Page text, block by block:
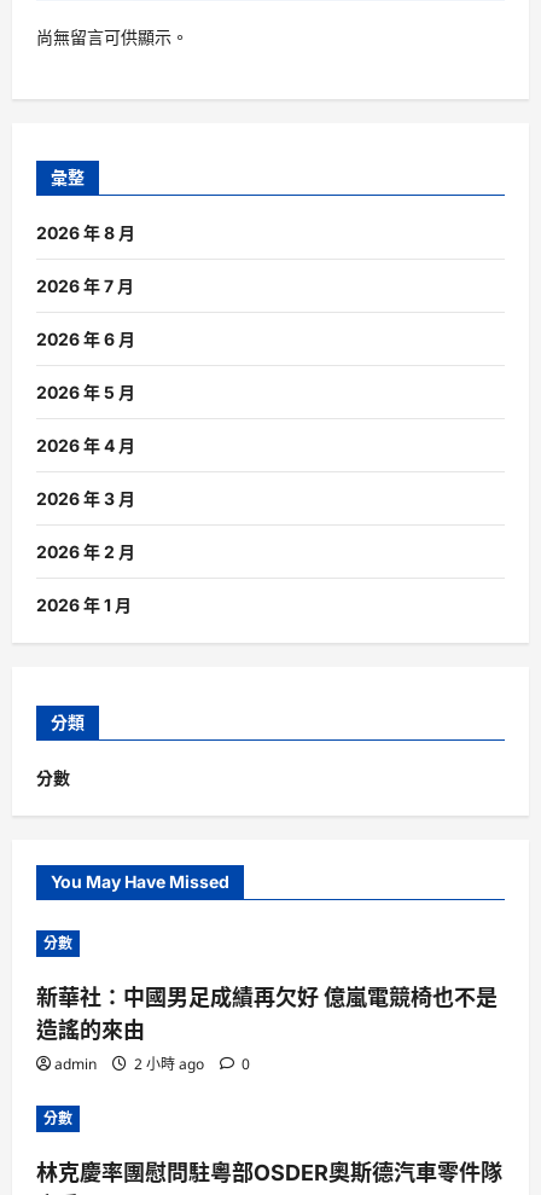
尚無留言可供顯示。
彙整
2026 年 8 月
2026 年 7 月
2026 年 6 月
2026 年 5 月
2026 年 4 月
2026 年 3 月
2026 年 2 月
2026 年 1 月
分類
分數
You May Have Missed
分數
新華社：中國男足成績再欠好 億嵐電競椅也不是
造謠的來由
admin 2 小時 ago 0
分數
林克慶率團慰問駐粵部OSDER奧斯德汽車零件隊